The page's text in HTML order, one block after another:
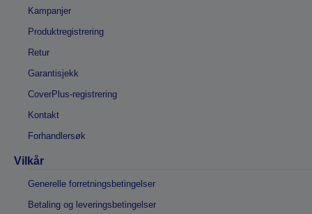
Kampanjer
Produktregistrering
Retur
Garantisjekk
CoverPlus-registrering
Kontakt
Forhandlersøk
Vilkår
Generelle forretningsbetingelser
Betaling og leveringsbetingelser